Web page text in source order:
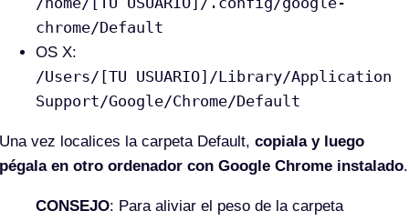
chrome/Default
OS X:
/Users/[TU USUARIO]/Library/Application
Support/Google/Chrome/Default
Una vez localices la carpeta Default, copiala y luego
pégala en otro ordenador con Google Chrome instalado.
CONSEJO: Para aliviar el peso de la carpeta